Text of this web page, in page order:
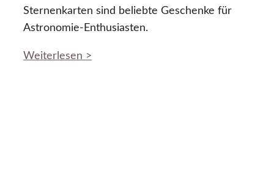
Sternenkarten sind beliebte Geschenke für
Astronomie-Enthusiasten.
Weiterlesen >